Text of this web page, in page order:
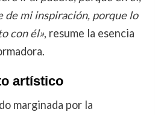
de mi inspiración, porque lo
con él», resume la esencia
artístico
marginada por la